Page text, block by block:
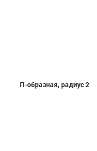
П-образная, радиус 2